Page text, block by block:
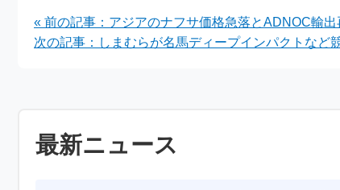
猛暑対策
え置き
« 前の記事：アジアのナフサ価格急落とADNOC輸
次の記事：しまむらが名馬ディープインパクトな
最新ニュース